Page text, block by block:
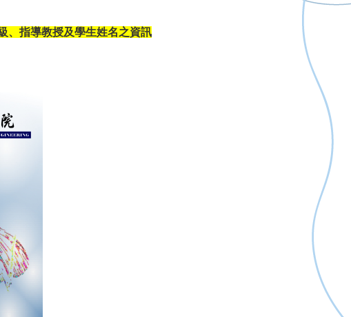
、指導教授及學生姓名之資訊